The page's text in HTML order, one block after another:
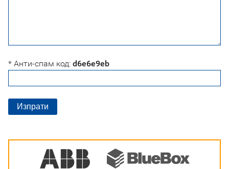
* Анти-спам код: d6e6e9eb
Изпрати